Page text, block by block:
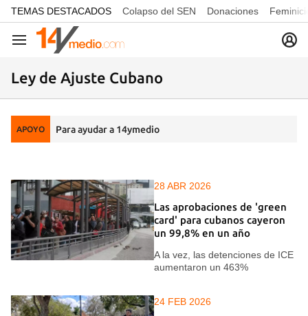
common.go-to-content
TEMAS DESTACADOS Colapso del SEN Donaciones
Navegación
Ley de Ajuste Cubano
APOYO Para ayudar a 14ymedio
28 ABR 2026
Las aprobaciones de 'green
card' para cubanos cayeron
un 99,8% en un año
A la vez, las detenciones de ICE
aumentaron un 463%
24 FEB 2026